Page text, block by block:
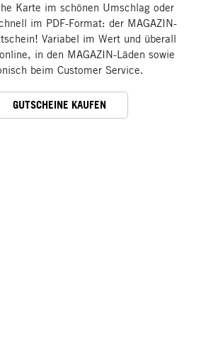
Karte im schönen Umschlag oder
im PDF-Format: der MAGAZIN-
Variabel im Wert und überall
in den MAGAZIN-Läden sowie
beim Customer Service.
GUTSCHEINE KAUFEN